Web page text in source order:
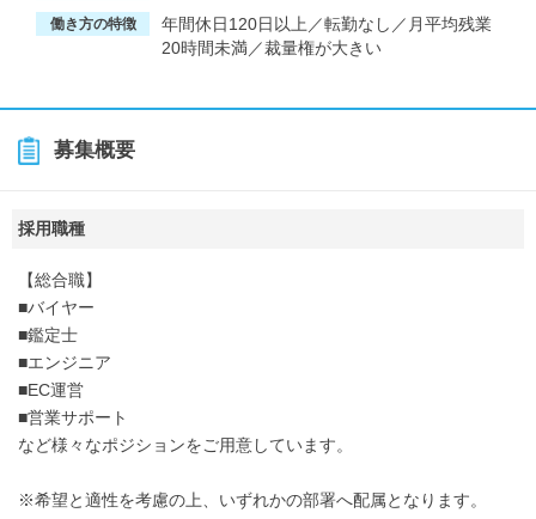
働き方の特徴
年間休日120日以上／転勤なし／月平均残業
20時間未満／裁量権が大きい
募集概要
採用職種
【総合職】
■バイヤー
■鑑定士
■エンジニア
■EC運営
■営業サポート
など様々なポジションをご用意しています。
※希望と適性を考慮の上、いずれかの部署へ配属となります。